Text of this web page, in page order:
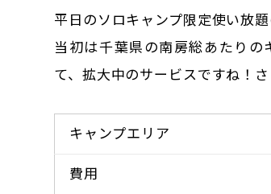
平日のソロキャンプ限定使い放題
当初は千葉県の南房総あたり
て、拡大中のサービスですね！
キャンプエリア
費用